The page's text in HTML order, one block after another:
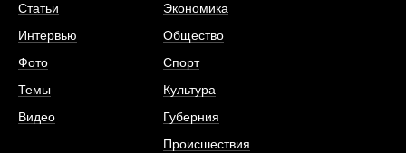
Статьи
Интервью
Фото
Темы
Видео
Экономика
Общество
Спорт
Культура
Губерния
Происшествия